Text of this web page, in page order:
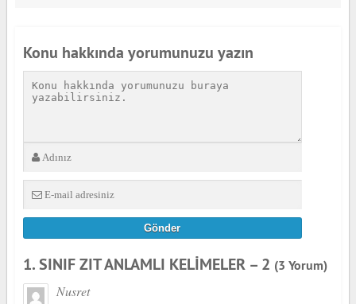
Konu hakkında yorumunuzu yazın
1. SINIF ZIT ANLAMLI KELİMELER – 2 (3 Yorum)
Nusret